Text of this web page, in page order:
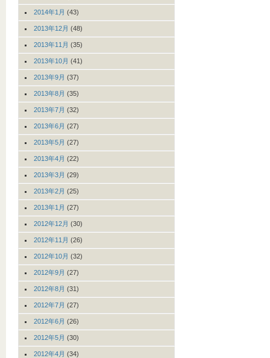
2014年1月 (43)
2013年12月 (48)
2013年11月 (35)
2013年10月 (41)
2013年9月 (37)
2013年8月 (35)
2013年7月 (32)
2013年6月 (27)
2013年5月 (27)
2013年4月 (22)
2013年3月 (29)
2013年2月 (25)
2013年1月 (27)
2012年12月 (30)
2012年11月 (26)
2012年10月 (32)
2012年9月 (27)
2012年8月 (31)
2012年7月 (27)
2012年6月 (26)
2012年5月 (30)
2012年4月 (34)